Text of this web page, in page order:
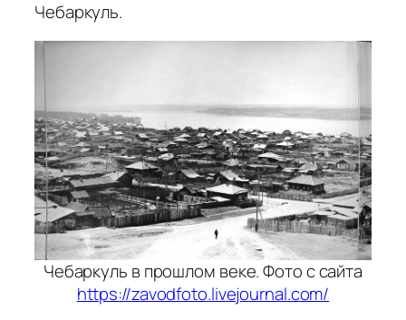
Чебаркуль.
Чебаркуль в прошлом веке. Фото с сайта
https://zavodfoto.livejournal.com/